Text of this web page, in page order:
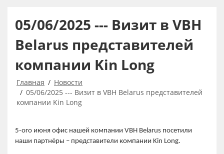
05/06/2025 --- Визит в VBH
Belarus представителей
компании Kin Long
Главная
Новости
05/06/2025 --- Визит в VBH Belarus представителей
компании Kin Long
5-ого июня офис нашей компании VBH Belarus посетили
наши партнёры – представители компании Kin Long.